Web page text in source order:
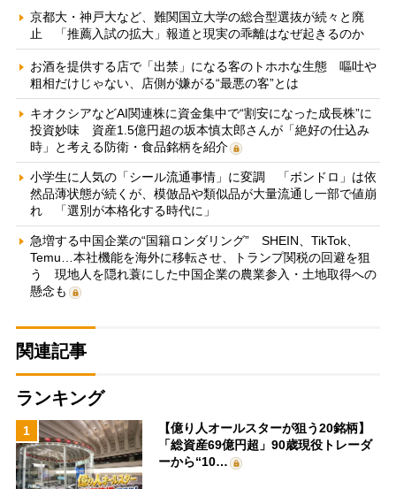
京都大・神戸大など、難関国立大学の総合型選抜が続々と廃
止 「推薦入試の拡大」報道と現実の乖離はなぜ起きるのか
お酒を提供する店で「出禁」になる客のトホホな生態 嘔吐や
粗相だけじゃない、店側が嫌がる“最悪の客”とは
キオクシアなどAI関連株に資金集中で“割安になった成長株”に
投資妙味 資産1.5億円超の坂本慎太郎さんが「絶好の仕込み
時」と考える防衛・食品銘柄を紹介
小学生に人気の「シール流通事情」に変調 「ボンドロ」は依
然品薄状態が続くが、模倣品や類似品が大量流通し一部で値崩
れ 「選別が本格化する時代に」
急増する中国企業の“国籍ロンダリング” SHEIN、TikTok、
Temu…本社機能を海外に移転させ、トランプ関税の回避を狙
う 現地人を隠れ蓑にした中国企業の農業参入・土地取得への
懸念も
関連記事
ランキング
1
【億り人オールスターが狙う20銘柄】
「総資産69億円超」90歳現役トレーダ
ーから“10…